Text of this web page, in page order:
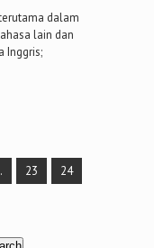
dalam
lain dan
Inggris;
23
24